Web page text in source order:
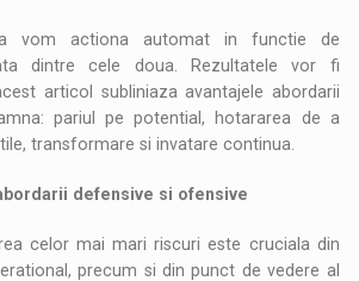
vom actiona automat in functie de
dintre cele doua. Rezultatele vor fi
articol subliniaza avantajele abordarii
pariul pe potential, hotararea de a
transformare si invatare continua.
defensive si ofensive
celor mai mari riscuri este cruciala din
precum si din punct de vedere al